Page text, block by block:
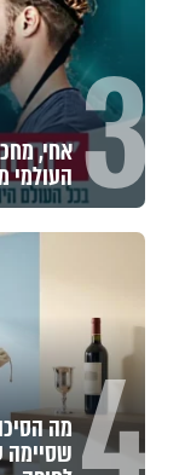
3 אחי,
העולמי
שסיימה